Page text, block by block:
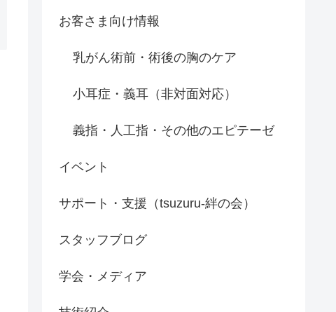
お客さま向け情報
乳がん術前・術後の胸のケア
小耳症・義耳（非対面対応）
義指・人工指・その他のエピテーゼ
イベント
サポート・支援（tsuzuru-絆の会）
スタッフブログ
学会・メディア